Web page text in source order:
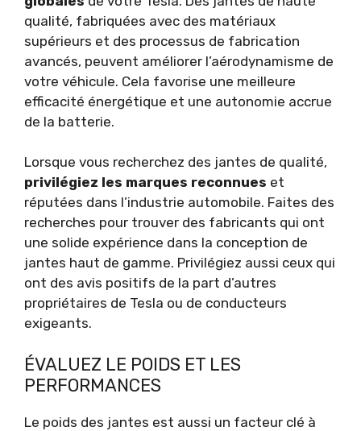
qualité, fabriquées avec des matériaux
supérieurs et des processus de fabrication
avancés, peuvent améliorer l’aérodynamisme de
votre véhicule. Cela favorise une meilleure
efficacité énergétique et une autonomie accrue
de la batterie.
Lorsque vous recherchez des jantes de qualité,
privilégiez les marques reconnues et
réputées dans l’industrie automobile. Faites des
recherches pour trouver des fabricants qui ont
une solide expérience dans la conception de
jantes haut de gamme. Privilégiez aussi ceux qui
ont des avis positifs de la part d’autres
propriétaires de Tesla ou de conducteurs
exigeants.
ÉVALUEZ LE POIDS ET LES
PERFORMANCES
Le poids des jantes est aussi un facteur clé à